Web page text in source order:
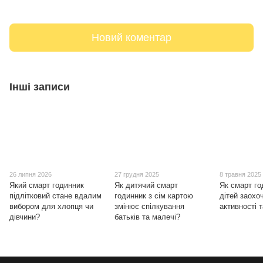
Новий коментар
Інші записи
26 липня 2026
Який смарт годинник
підлітковий стане вдалим
вибором для хлопця чи
дівчини?
27 грудня 2025
Як дитячий смарт
годинник з сім картою
змінює спілкування
батьків та малечі?
8 травня 2025
Як смарт
дітей
активності